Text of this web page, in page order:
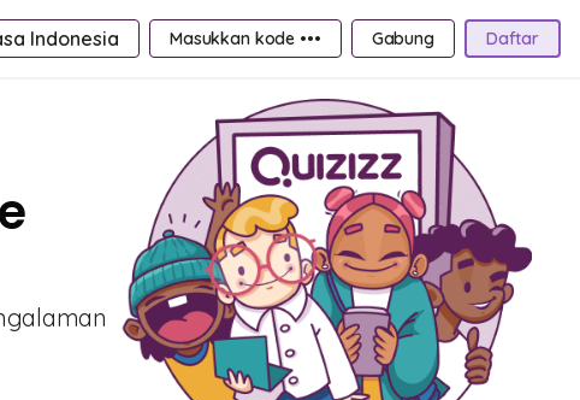
Indonesia Masukkan kode ••• Gabung Daftar